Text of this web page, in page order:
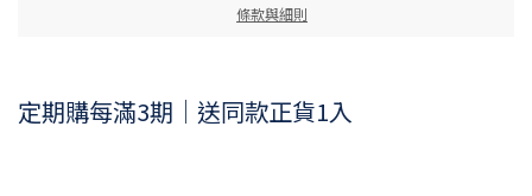
條款與細則
定期購每滿3期｜送同款正貨1入